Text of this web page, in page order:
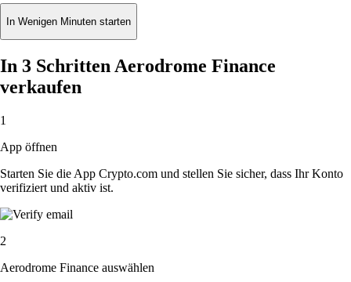
In Wenigen Minuten starten
In 3 Schritten Aerodrome Finance
verkaufen
1
App öffnen
Starten Sie die App Crypto.com und stellen Sie sicher, dass Ihr Konto
verifiziert und aktiv ist.
2
Aerodrome Finance auswählen